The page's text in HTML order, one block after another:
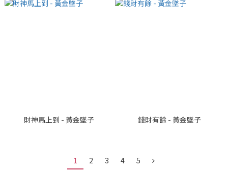
財神馬上到 - 黃金墜子 錢財有餘 - 黃金墜子
1 2 3 4 5